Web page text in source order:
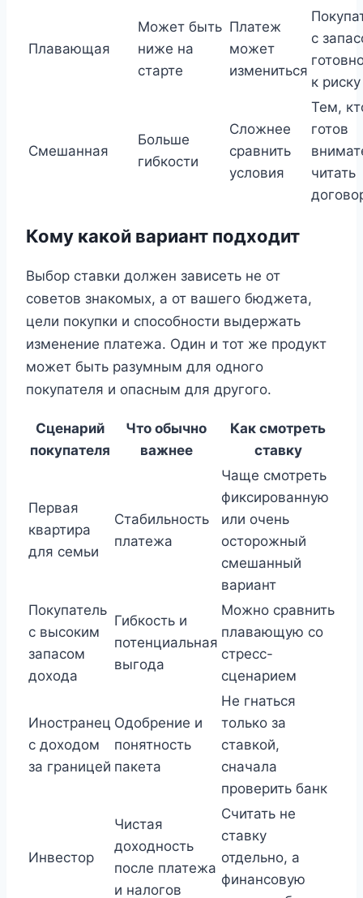
Плавающая
Может быть
ниже на
старте
Платеж
может
измениться
с
к риску
Смешанная
Больше
гибкости
Сложнее
сравнить
условия
Тем,
готов
читать
Кому какой вариант подходит
Выбор ставки должен зависеть не от
советов знакомых, а от вашего бюджета,
цели покупки и способности выдержать
изменение платежа. Один и тот же продукт
может быть разумным для одного
покупателя и опасным для другого.
Сценарий
покупателя
Что обычно
важнее
Как смотреть
ставку
Первая
квартира
для семьи
Стабильность
платежа
Чаще смотреть
фиксированную
или очень
осторожный
смешанный
вариант
Покупатель
с высоким
запасом
дохода
Гибкость и
потенциальная
выгода
Можно сравнить
плавающую со
стресс-
сценарием
Иностранец
с доходом
за границей
Одобрение и
понятность
пакета
Не гнаться
только за
ставкой,
сначала
проверить банк
Инвестор
Чистая
доходность
после платежа
и налогов
Считать не
ставку
отдельно, а
финансовую